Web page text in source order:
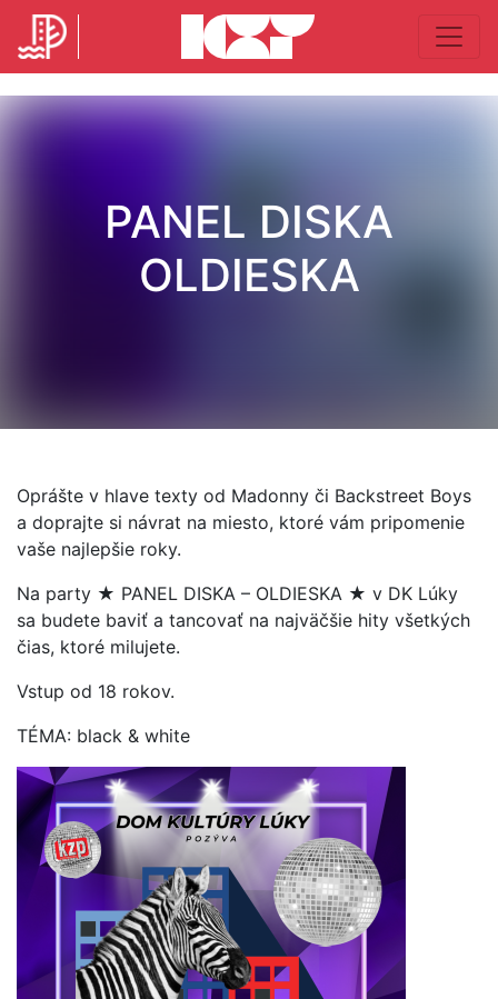
PANEL DISKA
OLDIESKA
Oprášte v hlave texty od Madonny či Backstreet Boys
a doprajte si návrat na miesto, ktoré vám pripomenie
vaše najlepšie roky.
Na party ★ PANEL DISKA – OLDIESKA ★ v DK Lúky
sa budete baviť a tancovať na najväčšie hity všetkých
čias, ktoré milujete.
Vstup od 18 rokov.
TÉMA: black & white